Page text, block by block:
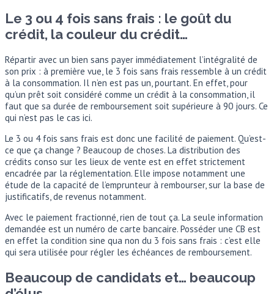
Le 3 ou 4 fois sans frais : le goût du
crédit, la couleur du crédit…
Répartir avec un bien sans payer immédiatement l’intégralité de
son prix : à première vue, le 3 fois sans frais ressemble à un crédit
à la consommation. Il n’en est pas un, pourtant. En effet, pour
qu’un prêt soit considéré comme un crédit à la consommation, il
faut que sa durée de remboursement soit supérieure à 90 jours. Ce
qui n’est pas le cas ici.
Le 3 ou 4 fois sans frais est donc une facilité de paiement. Qu’est-
ce que ça change ? Beaucoup de choses. La distribution des
crédits conso sur les lieux de vente est en effet strictement
encadrée par la réglementation. Elle impose notamment une
étude de la capacité de l’emprunteur à rembourser, sur la base de
justificatifs, de revenus notamment.
Avec le paiement fractionné, rien de tout ça. La seule information
demandée est un numéro de carte bancaire. Posséder une CB est
en effet la condition sine qua non du 3 fois sans frais : c’est elle
qui sera utilisée pour régler les échéances de remboursement.
Beaucoup de candidats et… beaucoup